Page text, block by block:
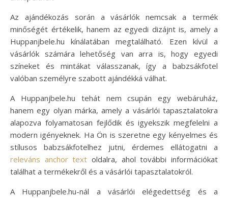
Az ajándékozás során a vásárlók nemcsak a termék
minőségét értékelik, hanem az egyedi dizájnt is, amely a
Huppanjbele.hu kínálatában megtalálható. Ezen kívül a
vásárlók számára lehetőség van arra is, hogy egyedi
színeket és mintákat válasszanak, így a babzsákfotel
valóban személyre szabott ajándékká válhat.
A Huppanjbele.hu tehát nem csupán egy webáruház,
hanem egy olyan márka, amely a vásárlói tapasztalatokra
alapozva folyamatosan fejlődik és igyekszik megfelelni a
modern igényeknek. Ha Ön is szeretne egy kényelmes és
stílusos babzsákfotelhez jutni, érdemes ellátogatni a
releváns anchor text oldalra, ahol további információkat
találhat a termékekről és a vásárlói tapasztalatokról.
A Huppanjbele.hu-nál a vásárlói elégedettség és a